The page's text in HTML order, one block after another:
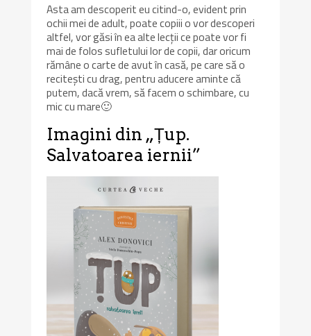
Asta am descoperit eu citind-o, evident prin
ochii mei de adult, poate copiii o vor descoperi
altfel, vor găsi în ea alte lecții ce poate vor fi
mai de folos sufletului lor de copii, dar oricum
rămâne o carte de avut în casă, pe care să o
recitești cu drag, pentru aducere aminte că
putem, dacă vrem, să facem o schimbare, cu
mic cu mare🙂
Imagini din „Țup.
Salvatoarea iernii”